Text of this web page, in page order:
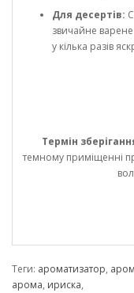
Для десертів:
звичайне
у кілька разів
Термін
темному приміщенні
Теги: ароматизатор,
арома, ириска,